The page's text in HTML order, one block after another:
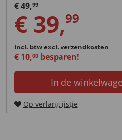
€49,99
€ 39,99
incl. btwexcl. verzendkosten
€ 10,00besparen!
In de
Op verlanglijstje